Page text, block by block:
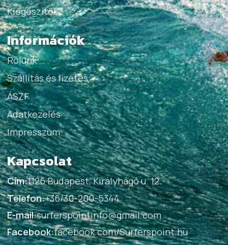
Kiegészítők
Információk
Rólunk
Szállítás és fizetés
ÁSZF
Adatkezelés
Impresszum
Kapcsolat
Cím:1126 Budapest, Királyhágó u. 12.
Telefon:+36/30-200-5344
E-mail:surferspointinfo@gmail.com
Facebook:facebook.com/Surferspoint.hu